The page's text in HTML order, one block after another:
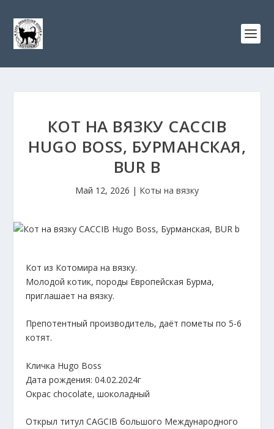
КОТ НА ВЯЗКУ CAСCIB
HUGO BOSS, БУРМАНСКАЯ,
BUR B
Май 12, 2026 | Коты на вязку
Кот из Котомира на вязку.
Молодой котик, породы Европейская Бурма,
приглашает на вязку.
Препотентный производитель, даёт пометы по 5-6
котят.
Кличка Hugo Boss
Дата рождения: 04.02.2024г
Окрас chocolate, шоколадный
Открыл титул CAGCIB большого Международного